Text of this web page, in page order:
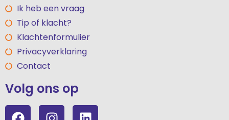
Ik heb een vraag
Tip of klacht?
Klachtenformulier
Privacyverklaring
Contact
Volg ons op